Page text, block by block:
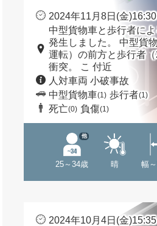
2024年11月8日(金)16:30
中型貨物車と歩行者に
発生しました。 中型貨
運転）の前方と歩行者
衝突。 こ 付近
人対車両 小破事故
中型貨物車(1) 歩行者(1)
死亡(0) 負傷(1)
25～34歳
他
晴 幅
2024年10月4日(金)15:35